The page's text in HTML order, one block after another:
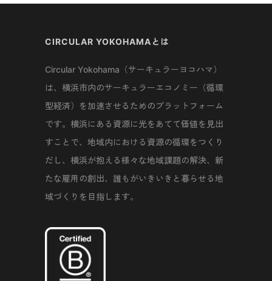
CIRCULAR YOKOHAMAとは
Circular Yokohama（サーキュラーヨコハマ）
は、横浜市内のサーキュラーエコノミー（循環
型経済）を加速させるためのプラットフォーム
です。横浜にある資源に光をあてて価値を見出
すことで、地域内における資源の循環をつくり
だし、横浜が抱える様々な地域課題の解決、新
たな雇用の創出、誰もがいきいきと暮らせる地
域づくりを目指します。